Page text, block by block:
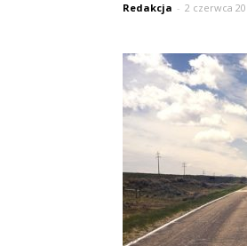
Redakcja - 2 czerwca